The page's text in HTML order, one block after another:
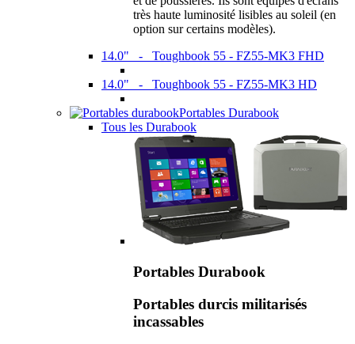
très haute luminosité lisibles au soleil (en
option sur certains modèles).
14.0" - Toughbook 55 - FZ55-MK3 FHD
14.0" - Toughbook 55 - FZ55-MK3 HD
Portables Durabook
Tous les Durabook
Portables Durabook
Portables durcis militarisés
incassables